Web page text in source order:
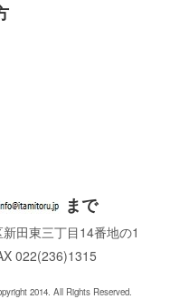
まで
田東三丁目14番地の1
022(236)1315
2014. All Rights Reserved.